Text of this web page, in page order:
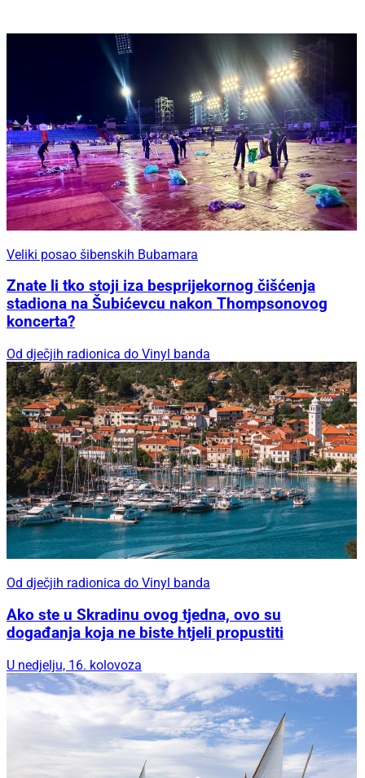
Veliki posao šibenskih Bubamara
Znate li tko stoji iza besprijekornog čišćenja
stadiona na Šubićevcu nakon Thompsonovog
koncerta?
Od dječjih radionica do Vinyl banda
Od dječjih radionica do Vinyl banda
Ako ste u Skradinu ovog tjedna, ovo su
događanja koja ne biste htjeli propustiti
U nedjelju, 16. kolovoza